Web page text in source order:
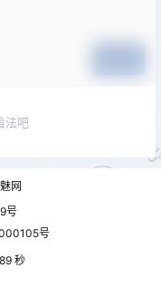
法吧
网
号
号
秒